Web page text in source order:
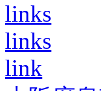
links
links
link